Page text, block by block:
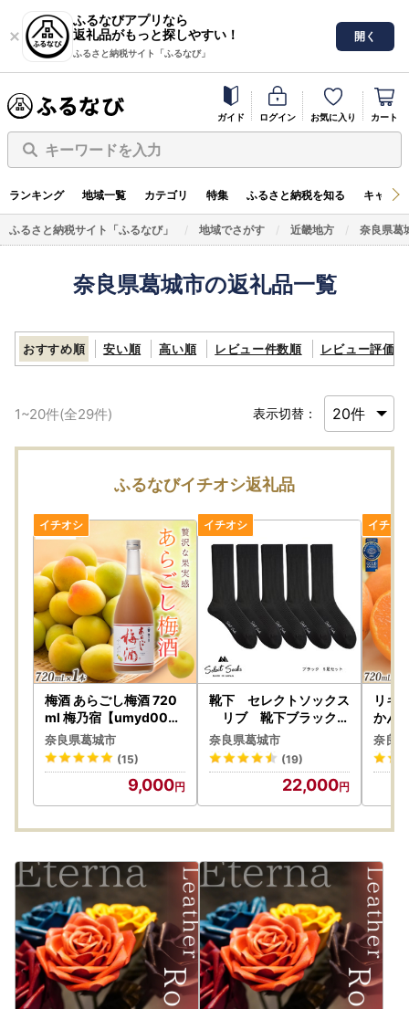
ふるなびアプリなら
返礼品がもっと探しやすい！
ふるさと納税サイト「ふるなび」
開く
ガイド ログイン お気に入り カート
キーワードを入力
ランキング 地域一覧 カテゴリ 特集 ふるさと納税を知る キャン
ふるさと納税サイト「ふるなび」 地域でさがす 近畿地方 奈良県葛
奈良県葛城市の返礼品一覧
おすすめ順 安い順 高い順 レビュー件数順 レビュー評価順
1~20件(全29件) 表示切替：
ふるなびイチオシ返礼品
梅酒 あらごし梅酒 720
ml 梅乃宿【umyd004A
】
奈良県葛城市
(15)
9,000
靴下 セレクトソックス
リブ 靴下ブラック5
足組【mika017】
奈良県葛城市
(19)
22,000
リキ
かん
梅乃
奈良